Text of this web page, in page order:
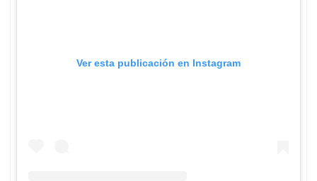
Ver esta publicación en Instagram